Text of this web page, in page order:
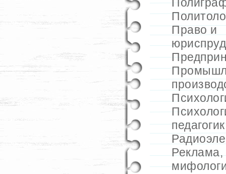
Право и
Реклама,